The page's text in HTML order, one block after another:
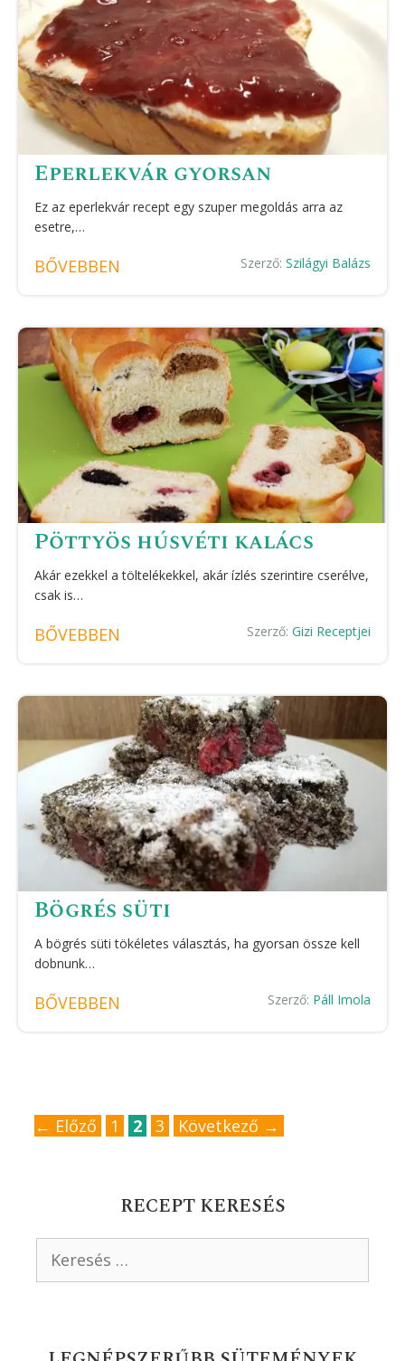
Eperlekvár gyorsan
Ez az eperlekvár recept egy szuper megoldás arra az
esetre,…
BŐVEBBEN Szerző: Szilágyi Balázs
Pöttyös húsvéti kalács
Akár ezekkel a töltelékekkel, akár ízlés szerintire cserélve,
csak is…
BŐVEBBEN Szerző: Gizi Receptjei
Bögrés süti
A bögrés süti tökéletes választás, ha gyorsan össze kell
dobnunk…
BŐVEBBEN Szerző: Páll Imola
← Előző Oldal
1 Oldal
2 Oldal
3 Következő →
RECEPT KERESÉS